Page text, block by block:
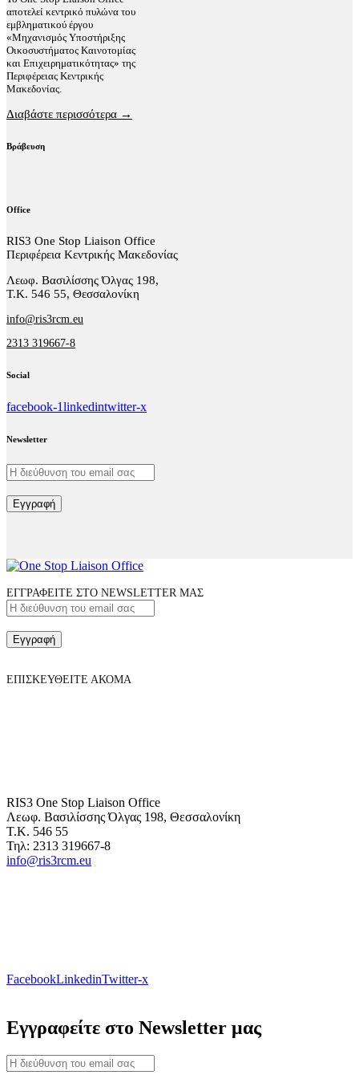
αποτελεί κεντρικό πυλώνα του
εμβληματικού έργου
«Μηχανισμός Υποστήριξης
Οικοσυστήματος Καινοτομίας
και Επιχειρηματικότητας» της
Περιφέρειας Κεντρικής
Μακεδονίας.
Διαβάστε περισσότερα →
Βράβευση
Office
RIS3 One Stop Liaison Office
Περιφέρεια Κεντρικής Μακεδονίας
Λεωφ. Βασιλίσσης Όλγας 198,
Τ.Κ. 546 55, Θεσσαλονίκη
info@ris3rcm.eu
2313 319667-8
Social
facebook-1linkedintwitter-x
Newsletter
Εγγραφή
ΕΓΓΡΑΦΕΙΤΕ ΣΤΟ NEWSLETTER ΜΑΣ
Εγγραφή
ΕΠΙΣΚΕΥΘΕΙΤΕ ΑΚΟΜΑ
RIS3 One Stop Liaison Office
Λεωφ. Βασιλίσσης Όλγας 198, Θεσσαλονίκη
Τ.Κ. 546 55
Τηλ: 2313 319667-8
info@ris3rcm.eu
FacebookLinkedinTwitter-x
Εγγραφείτε στο Newsletter μας